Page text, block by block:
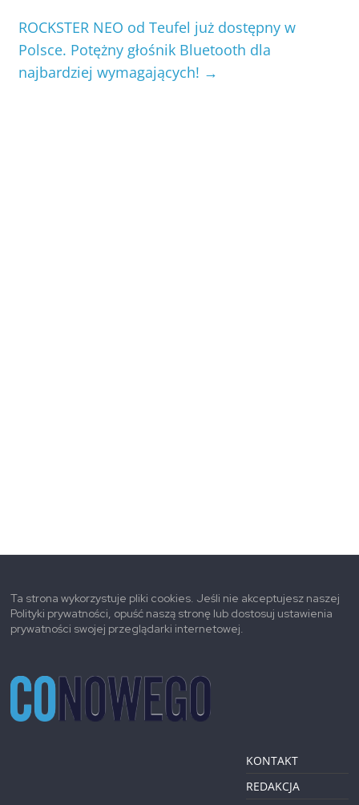
ROCKSTER NEO od Teufel już dostępny w
Polsce. Potężny głośnik Bluetooth dla
najbardziej wymagających! →
Ta strona wykorzystuje pliki cookies. Jeśli nie akceptujesz naszej
Polityki prywatności, opuść naszą stronę lub dostosuj ustawienia
prywatności swojej przeglądarki internetowej.
KONTAKT
REDAKCJA